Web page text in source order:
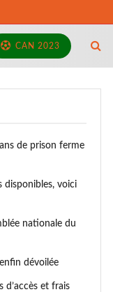
CAN 2023
de prison ferme
disponibles, voici
nationale du
dévoilée
et frais